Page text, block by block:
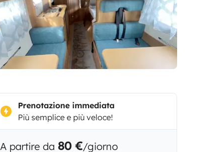
Prenotazione immediata
Più semplice e più veloce!
A partire da 80 €/giorno